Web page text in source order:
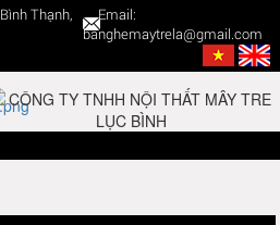
Thạnh,
Email:
banghemaytrela@gmail.com